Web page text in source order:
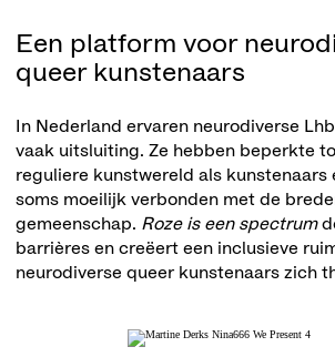
Een platform voor
queer kunstenaars
In Nederland ervaren neurodiverse
vaak uitsluiting. Ze hebben beperkte
reguliere kunstwereld als kunstenaars
soms moeilijk verbonden met de
gemeenschap. Roze is een spectrum
barrières en creëert een inclusieve
neurodiverse queer kunstenaars zich